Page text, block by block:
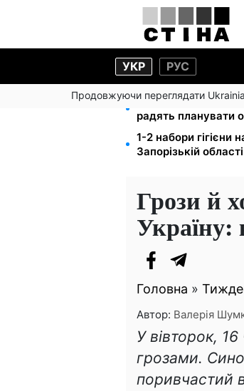
УКР РУС
Продовжуючи переглядати
Міст Метро
радять планувати
1-2 набори гігієни
Запорізькій
Грози й
Україну:
Головна »
Автор: Валерія
У вівторок,
грозами.
поривчастий